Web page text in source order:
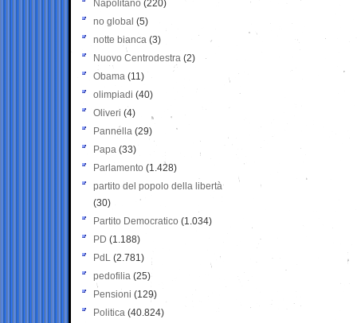
Napolitano (220)
no global (5)
notte bianca (3)
Nuovo Centrodestra (2)
Obama (11)
olimpiadi (40)
Oliveri (4)
Pannella (29)
Papa (33)
Parlamento (1.428)
partito del popolo della libertà
(30)
Partito Democratico (1.034)
PD (1.188)
PdL (2.781)
pedofilia (25)
Pensioni (129)
Politica (40.824)